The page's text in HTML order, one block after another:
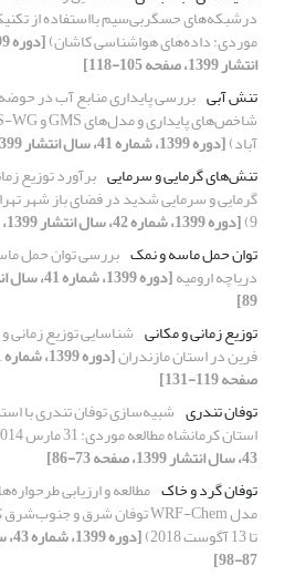
درشبکه‌های حسگربی‌سیم با‌استفاده از
موردی: داده‌های هواشناسی کاشان)
انتشار 1399، صفحه 105-118]
تنش آبی بررسی پایداری منابع آب در حوضه
آباد)[دوره 1399، شماره 41، سال انتشار 1399، صفحه 1-14]
تنش‌های گرمایی و سرمایی برآورد توزیع
گرمایی و سرمایی شدید در فضای باز شهر
9) [دوره 1399، شماره 42، سال انتشار 1399، صفحه 1-15]
توان حمل ماسه و نمک بررسی توان حمل
دریاچه ارومیه
89]
توزیع زمانی و مکانی شناسایی توزیع زمانی
فرین در استان مازندران
صفحه 119-131]
توفان تندری
استان کرمانشاه مطالعه موردی: 31 مارس 2014
43، سال انتشار 1399، صفحه 73-86]
توفان گرد و خاک مطالعه و ارزیابی
تا 13 آگوست 2018)
87-98]